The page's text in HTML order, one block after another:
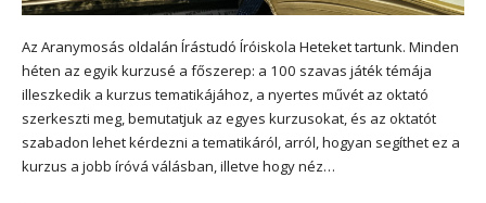
Az Aranymosás oldalán Írástudó Íróiskola Heteket tartunk. Minden
héten az egyik kurzusé a főszerep: a 100 szavas játék témája
illeszkedik a kurzus tematikájához, a nyertes művét az oktató
szerkeszti meg, bemutatjuk az egyes kurzusokat, és az oktatót
szabadon lehet kérdezni a tematikáról, arról, hogyan segíthet ez a
kurzus a jobb íróvá válásban, illetve hogy néz…